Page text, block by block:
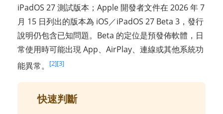
iPadOS 27 測試版本；Apple 開發者文件在 2026 年 7
月 15 日列出的版本為 iOS／iPadOS 27 Beta 3，發行
說明仍包含已知問題。Beta 的定位是預發佈軟體，日
常使用時可能出現 App、AirPlay、連線或其他系統功
能異常。
[2][3]
快速判斷